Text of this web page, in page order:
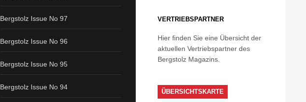
Bergstolz Issue No 97
Bergstolz Issue No 96
Bergstolz Issue No 95
Bergstolz Issue No 94
VERTRIEBSPARTNER
Hier finden Sie eine Übersicht der
aktuellen Vertriebspartner des
Bergstolz Magazins.
ÜBERSICHTSKARTE